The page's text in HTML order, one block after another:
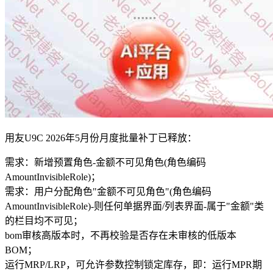
用友U9C 2026年5月份月度批量补丁已释放：
需求：新增预置角色-金额不可见角色(角色编码
AmountInvisibleRole)；
需求：用户分配角色"金额不可见角色"(角色编码
AmountInvisibleRole)-则任何单据界面/列表界面-属于"金额"类
的栏目均不可见；
bom审核高版本时，不再校验是否存在未审核的低版本
BOM；
运行MRP/LRP，可允许参数控制锁定库存，即：运行MPR期